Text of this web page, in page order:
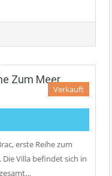
Zum Meer
Verkauft
erste Reihe zum
Villa befindet sich in